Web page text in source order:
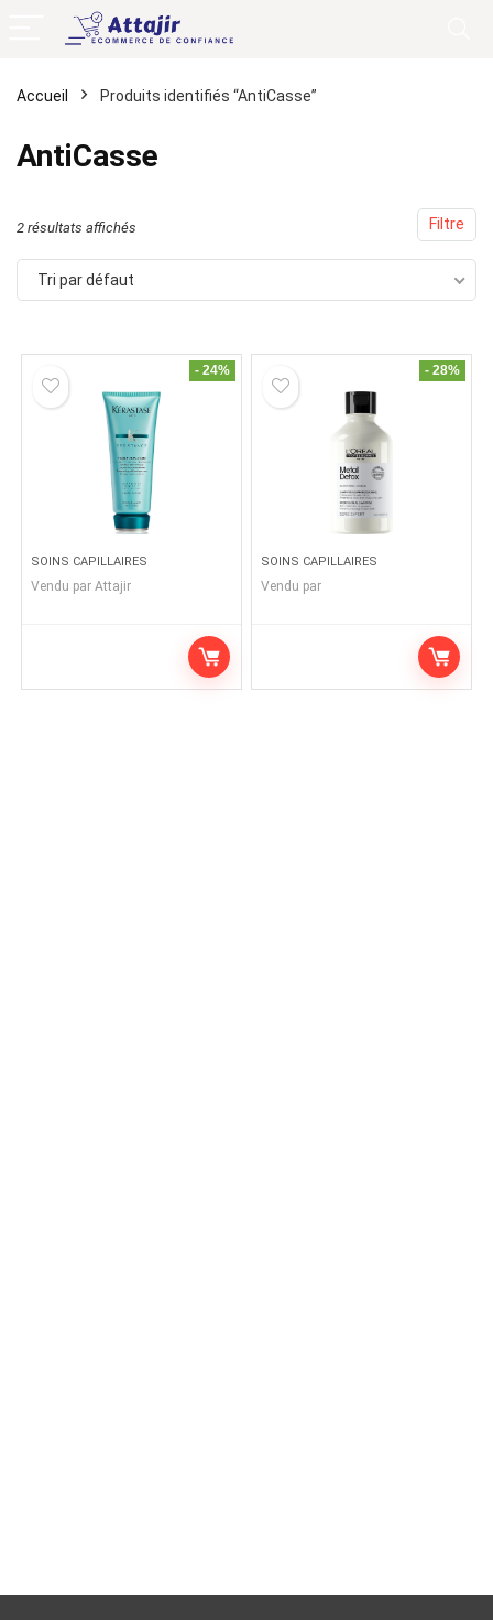
Accueil Produits identifiés “AntiCasse”
AntiCasse
Filtre
2 résultats affichés
Tri par défaut
- 24%
SOINS CAPILLAIRES
Vendu par Attajir
- 28%
SOINS CAPILLAIRES
Vendu par